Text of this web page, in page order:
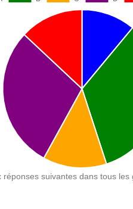
suivantes dans tous